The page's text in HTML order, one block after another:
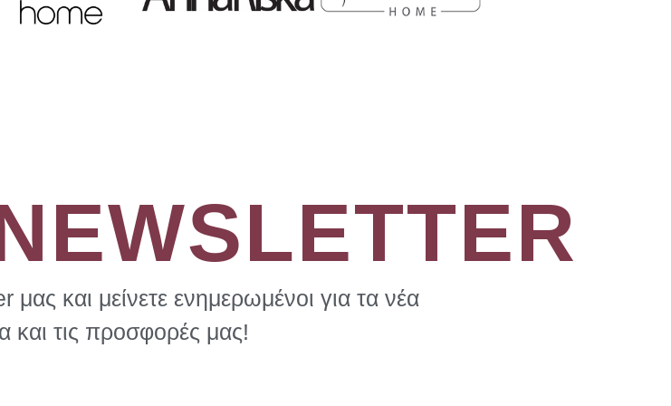
και μείνετε ενημερωμένοι για τα νέα
και τις προσφορές μας!